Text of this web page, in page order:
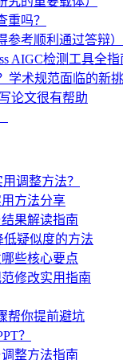
吗？
考顺利通过答辩）
AIGC检测工具全指
学术规范面临的新
论文很有帮助
调整方法？
方法分享
果解读指南
低疑似度的方法
些核心要点
修改实用指南
帮你提前避坑
？
整方法指南